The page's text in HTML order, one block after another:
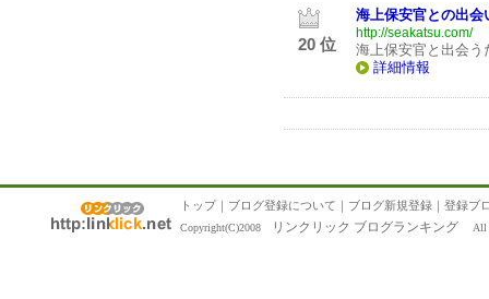
20 位
海上保安官との出会
http://seakatsu.com/
海上保安官と出会
詳細情報
トップ｜ ブログ登録について ｜ ブログ新規登録 ｜ 登録ブ
Copyright(C)2008 リンクリック ブログランキング All